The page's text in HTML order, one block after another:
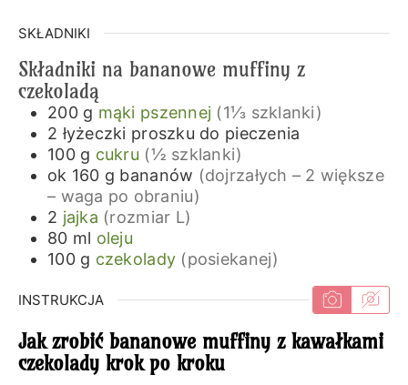
SKŁADNIKI
Składniki na bananowe muffiny z
czekoladą
200 g mąki pszennej (1⅓ szklanki)
2 łyżeczki proszku do pieczenia
100 g cukru (½ szklanki)
ok 160 g bananów (dojrzałych – 2 większe
– waga po obraniu)
2 jajka (rozmiar L)
80 ml oleju
100 g czekolady (posiekanej)
INSTRUKCJA
Jak zrobić bananowe muffiny z kawałkami
czekolady krok po kroku